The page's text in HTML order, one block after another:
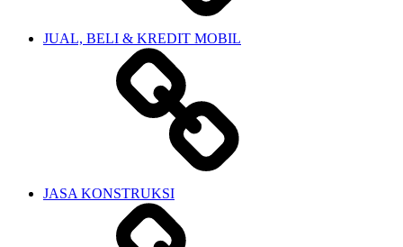
JUAL, BELI & KREDIT MOBIL
JASA KONSTRUKSI